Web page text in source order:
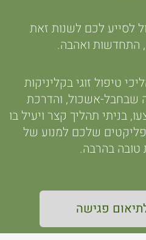
לסייע לכם לשנות זאת
התחדשות ואהבה.
טיפול זוגי בקליניקות
שבחבל-אשכול, והדרכת
בניתי תהליך קצר ויעיל בו
שלכם למנוע של
טובה בהרבה.
פגישה